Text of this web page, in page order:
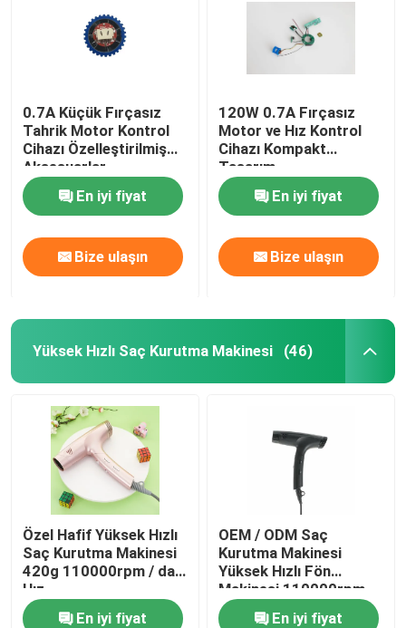
0.7A Küçük Fırçasız
Tahrik Motor Kontrol
Cihazı Özelleştirilmiş
Aksesuarlar
En iyi fiyat
Bize ulaşın
120W 0.7A Fırçasız
Motor ve Hız Kontrol
Cihazı Kompakt
Tasarım
En iyi fiyat
Bize ulaşın
Yüksek Hızlı Saç Kurutma Makinesi (46)
Özel Hafif Yüksek Hızlı
Saç Kurutma Makinesi
420g 110000rpm / dak
Hız
En iyi fiyat
OEM / ODM Saç
Kurutma Makinesi
Yüksek Hızlı Fön
Makinesi 110000rpm
Fırçasız Motor
En iyi fiyat